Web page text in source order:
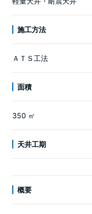
施工方法
ＡＴＳ工法
面積
350 ㎡
天井工期
概要